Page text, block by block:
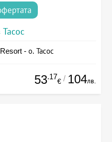
Тасос
- о. Тасос
53.17
€ / 104лв.